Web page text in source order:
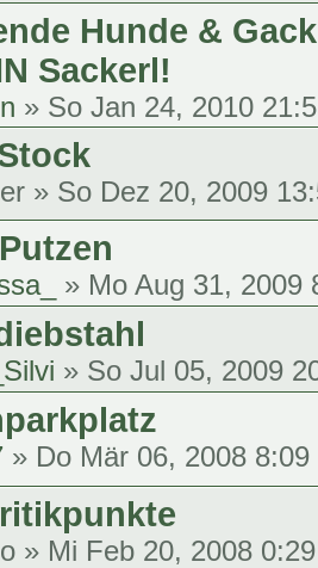
Hunde &
Sackerl!
» So Jan 24, 2010
» So Dez 20, 2009
» Mo Aug 31, 2009
» So Jul 05, 2009
» Do Mär 06, 2008 8:09
» Mi Feb 20, 2008 0:29